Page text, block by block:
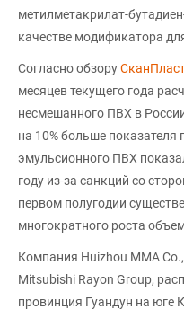
метилметакрилат-
качестве модификатора
Согласно обзору
месяцев текущего года
несмешанного ПВХ в
на 10% больше показателя
эмульсионного ПВХ
году из-за санкций со
первом полугодии
многократного роста
Компания Huizhou MMA
Mitsubishi Rayon Group,
провинция Гуандун на юге